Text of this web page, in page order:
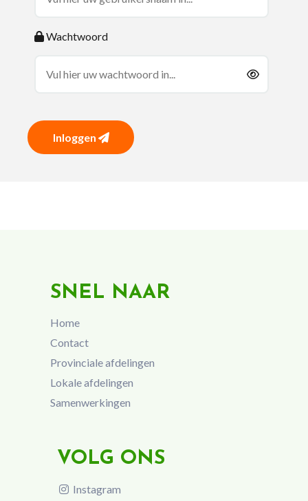
Wachtwoord
Inloggen
SNEL NAAR
Home
Contact
Provinciale afdelingen
Lokale afdelingen
Samenwerkingen
VOLG ONS
Instagram